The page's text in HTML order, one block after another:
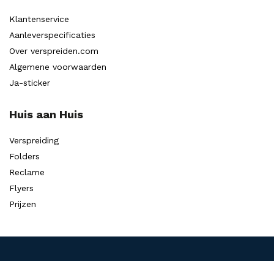
Klantenservice
Aanleverspecificaties
Over verspreiden.com
Algemene voorwaarden
Ja-sticker
Huis aan Huis
Verspreiding
Folders
Reclame
Flyers
Prijzen